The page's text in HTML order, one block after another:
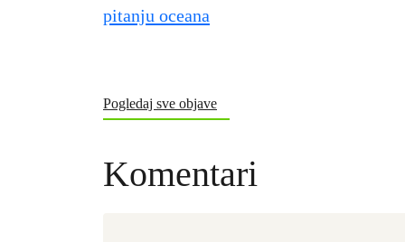
Pogledaj sve objave
Komentari